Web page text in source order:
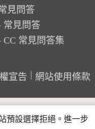
見問答
常見問答
CC 常見問答集
宣告 網站使用條款
預設選擇拒絕。進一步